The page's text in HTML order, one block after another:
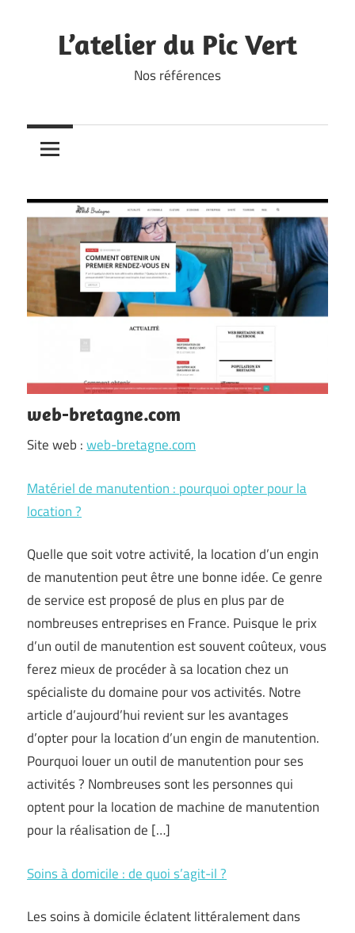
contentL’atelier du Pic Vert
Nos références
web-bretagne.com
Site web :web-bretagne.com
Matériel de manutention : pourquoi opter pour la
location ?
Quelle que soit votre activité, la location d’un engin
de manutention peut être une bonne idée. Ce genre
de service est proposé de plus en plus par de
nombreuses entreprises en France. Puisque le prix
d’un outil de manutention est souvent coûteux, vous
ferez mieux de procéder à sa location chez un
spécialiste du domaine pour vos activités. Notre
article d’aujourd’hui revient sur les avantages
d’opter pour la location d’un engin de manutention.
Pourquoi louer un outil de manutention pour ses
activités ? Nombreuses sont les personnes qui
optent pour la location de machine de manutention
pour la réalisation de […]
Soins à domicile : de quoi s’agit-il ?
Les soins à domicile éclatent littéralement dans